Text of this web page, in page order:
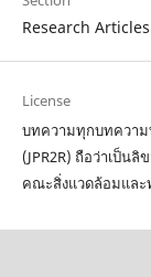
Research Articles
License
บทความทุกบทความ
(JPR2R) ถือว่าเป็น
คณะสิ่งแวดล้อมแล